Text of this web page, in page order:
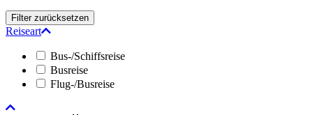
Reiseart
Bus-/Schiffsreise
Busreise
Flug-/Busreise